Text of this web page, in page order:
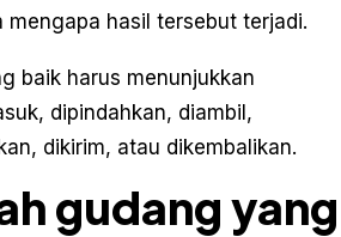
mengapa hasil tersebut terjadi.
baik harus menunjukkan
dipindahkan, diambil,
dikirim, atau dikembalikan.
gudang yang